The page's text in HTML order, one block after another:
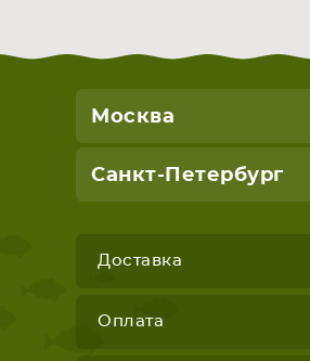
Москва
Санкт-Петербург
Доставка
Оплата